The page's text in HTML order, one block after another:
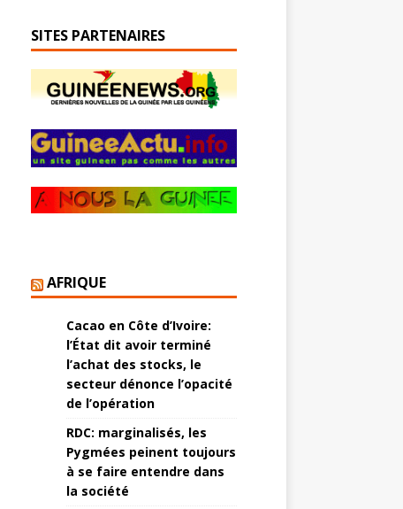
SITES PARTENAIRES
AFRIQUE
Cacao en Côte d’Ivoire:
l’État dit avoir terminé
l’achat des stocks, le
secteur dénonce l’opacité
de l’opération
RDC: marginalisés, les
Pygmées peinent toujours
à se faire entendre dans
la société